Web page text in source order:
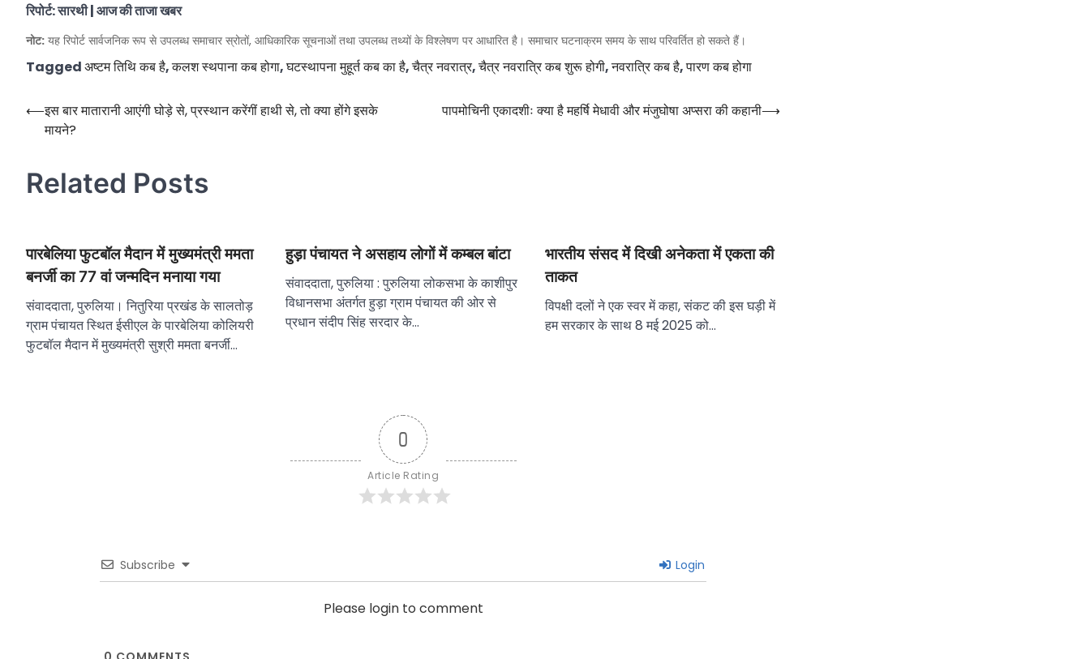
रिपोर्ट: सारथी | आज की ताजा खबर
नोट: यह रिपोर्ट सार्वजनिक रूप से उपलब्ध समाचार स्रोतों, आधिकारिक सूचनाओं तथा उपलब्ध तथ्यों के विश्लेषण पर आधारित है। समाचार घटनाक्रम समय के साथ परिवर्तित हो सकते हैं।
Taggedअष्टम तिथि कब है,कलश स्थपाना कब होगा,घटस्थापना मुहूर्त कब का है,चैत्र नवरात्र,चैत्र नवरात्रि कब शुरू होगी,नवरात्रि कब है,पारण कब होगा
Post
navigation
⟵इस बार मातारानी आएंगी घोड़े से, प्रस्थान करेंगीं हाथी से, तो क्या होंगे इसके
मायने?
पापमोचिनी एकादशीः क्या है महर्षि मेधावी और मंजुघोषा अप्सरा की कहानी⟶
Related Posts
पारबेलिया फुटबॉल मैदान में मुख्यमंत्री ममता
बनर्जी का 77 वां जन्मदिन मनाया गया
संवाददाता, पुरुलिया। नितुरिया प्रखंड के सालतोड़
ग्राम पंचायत स्थित ईसीएल के पारबेलिया कोलियरी
फुटबॉल मैदान में मुख्यमंत्री सुश्री ममता बनर्जी…
हुड़ा पंचायत ने असहाय लोगों में कम्बल बांटा
संवाददाता, पुरुलिया : पुरुलिया लोकसभा के काशीपुर
विधानसभा अंतर्गत हुड़ा ग्राम पंचायत की ओर से
प्रधान संदीप सिंह सरदार के…
भारतीय संसद में दिखी अनेकता में एकता की
ताकत
विपक्षी दलों ने एक स्वर में कहा, संकट की इस घड़ी में
हम सरकार के साथ 8 मई 2025 को…
0
Article Rating
Subscribe Login
Please login to comment